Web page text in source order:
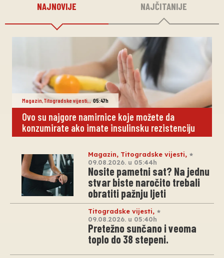
NAJNOVIJE NAJČITANIJE
Magazin,Titogradske vijesti,, 05:47h
Ovo su najgore namirnice koje možete da
konzumirate ako imate insulinsku rezistenciju
Magazin, Titogradske vijesti,
09.08.2026. u 05:44h
Nosite pametni sat? Na jednu
stvar biste naročito trebali
obratiti pažnju ljeti
Titogradske vijesti,
09.08.2026. u 05:40h
Pretežno sunčano i veoma
toplo do 38 stepeni.